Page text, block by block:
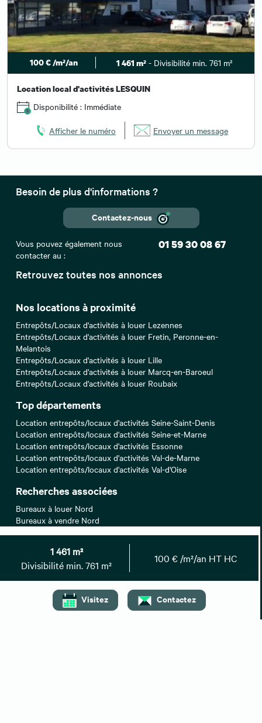
1 461 m²
Divisibilité min. 761 m²
100 € /m²/an HT HC
Visitez Contactez
100 € /m²/an 1 461 m² - Divisibilité min. 761 m²
Location local d'activités LESQUIN
Disponibilité : Immédiate
Afficher le numéro Envoyer un message
Retrouvez toutes nos annonces
Nos locations à proximité
Entrepôts/Locaux d'activités à louer Lezennes
Entrepôts/Locaux d'activités à louer Fretin, Peronne-en-
Melantois
Entrepôts/Locaux d'activités à louer Lille
Entrepôts/Locaux d'activités à louer Marcq-en-Baroeul
Entrepôts/Locaux d'activités à louer Roubaix
Top départements
Location entrepôts/locaux d'activités Seine-Saint-Denis
Location entrepôts/locaux d'activités Seine-et-Marne
Location entrepôts/locaux d'activités Essonne
Location entrepôts/locaux d'activités Val-de-Marne
Location entrepôts/locaux d'activités Val-d'Oise
Recherches associées
Bureaux à louer Nord
Bureaux à vendre Nord
Locaux commerciaux à louer Nord
Top recherche
Location bureaux Paris
Location bureaux Bordeaux
Location bureaux Toulouse
Besoin de plus d'informations ?
Contactez-nous
Vous pouvez également nous
contacter au :
01 59 30 08 67